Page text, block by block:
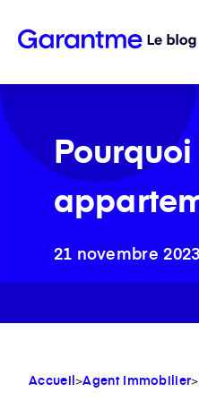
21 novembre 2023
Accueil>Agent Immobilier>